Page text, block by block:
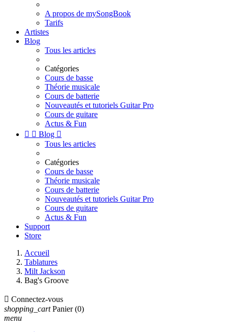
A propos de mySongBook
Tarifs
Artistes
Blog
Tous les articles
Catégories
Cours de basse
Théorie musicale
Cours de batterie
Nouveautés et tutoriels Guitar Pro
Cours de guitare
Actus & Fun
  Blog 
Tous les articles
Catégories
Cours de basse
Théorie musicale
Cours de batterie
Nouveautés et tutoriels Guitar Pro
Cours de guitare
Actus & Fun
Support
Store
Accueil
Tablatures
Milt Jackson
Bag's Groove
 Connectez-vous
shopping_cart Panier (0)
menu